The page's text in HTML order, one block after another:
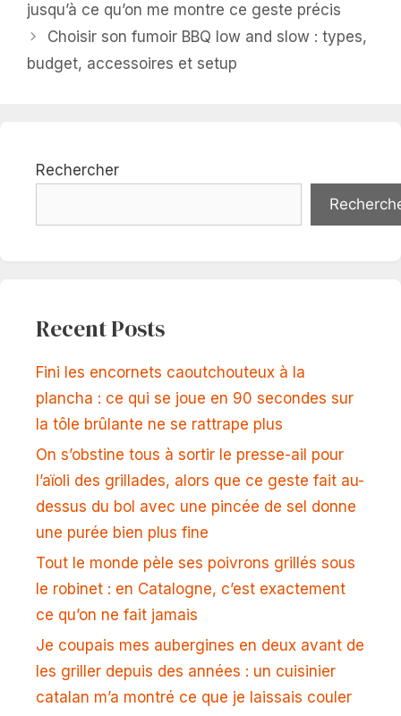
jusqu’à ce qu’on me montre ce geste précis
Choisir son fumoir BBQ low and slow : types,
budget, accessoires et setup
Rechercher
Recent Posts
Fini les encornets caoutchouteux à la
plancha : ce qui se joue en 90 secondes sur
la tôle brûlante ne se rattrape plus
On s’obstine tous à sortir le presse-ail pour
l’aïoli des grillades, alors que ce geste fait au-
dessus du bol avec une pincée de sel donne
une purée bien plus fine
Tout le monde pèle ses poivrons grillés sous
le robinet : en Catalogne, c’est exactement
ce qu’on ne fait jamais
Je coupais mes aubergines en deux avant de
les griller depuis des années : un cuisinier
catalan m’a montré ce que je laissais couler